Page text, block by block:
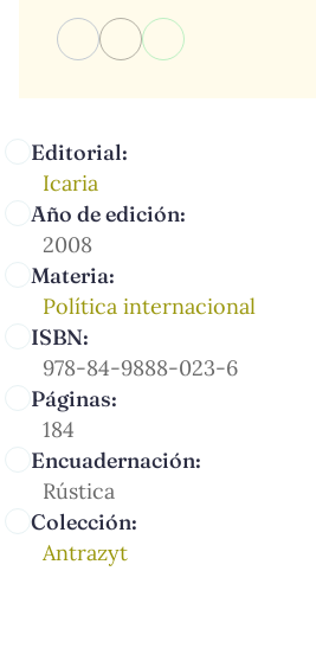
Editorial:
Icaria
Año de edición:
2008
Materia:
Política internacional
ISBN:
978-84-9888-023-6
Páginas:
184
Encuadernación:
Rústica
Colección:
Antrazyt